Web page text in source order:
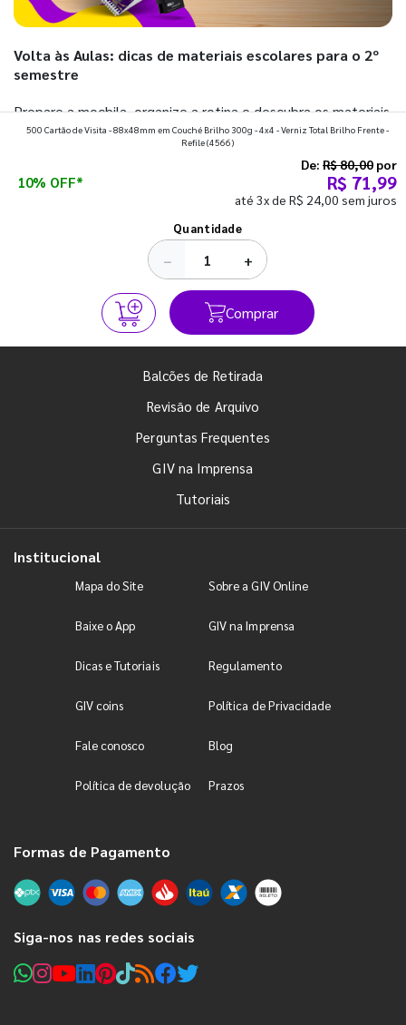
Volta às Aulas: dicas de materiais escolares para o 2º
semestre
Prepare a mochila, organize a rotina e descubra os materiais
que fazem toda diferença para começar o segundo
500 Cartão de Visita - 88x48mm em Couché Brilho 300g - 4x4 - Verniz Total Brilho Frente -
Refile(4566)
10% OFF*
De: R$ 80,00 por
R$ 71,99
até 3x de R$ 24,00 sem juros
Quantidade
− +
Comprar
Balcões de Retirada
Revisão de Arquivo
Perguntas Frequentes
GIV na Imprensa
Tutoriais
Institucional
Mapa do Site Sobre a GIV Online
Baixe o App GIV na Imprensa
Dicas e Tutoriais Regulamento
GIV coins Política de Privacidade
Fale conosco Blog
Política de devolução Prazos
Formas de Pagamento
Siga-nos nas redes sociais